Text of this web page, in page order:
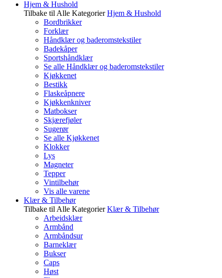
Hjem & Hushold
Tilbake til Alle Kategorier Hjem & Hushold
Bordbrikker
Forklær
Håndklær og baderomstekstiler
Badekåper
Sportshåndklær
Se alle Håndklær og baderomstekstiler
Kjøkkenet
Bestikk
Flaskeåpnere
Kjøkkenkniver
Matbokser
Skjærefjøler
Sugerør
Se alle Kjøkkenet
Klokker
Lys
Magneter
Tepper
Vintilbehør
Vis alle varene
Klær & Tilbehør
Tilbake til Alle Kategorier Klær & Tilbehør
Arbeidsklær
Armbånd
Armbåndsur
Barneklær
Bukser
Caps
Høst